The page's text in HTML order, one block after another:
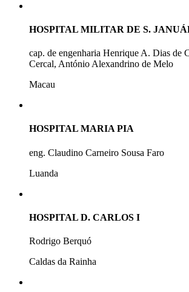
HOSPITAL MILITAR DE S.
cap. de engenharia Henrique A. Dias de
Cercal, António Alexandrino de Melo
Macau
HOSPITAL MARIA PIA
eng. Claudino Carneiro Sousa Faro
Luanda
HOSPITAL D. CARLOS I
Rodrigo Berquó
Caldas da Rainha